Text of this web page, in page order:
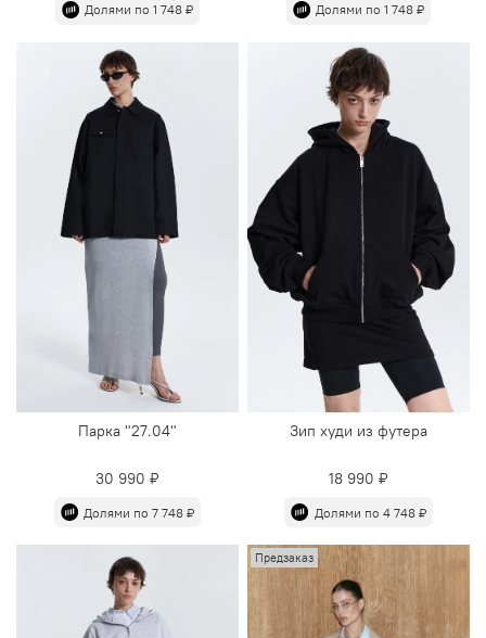
Долями по 1 748 ₽ Долями по 1 748 ₽
Парка "27.04"
30 990 ₽
Долями по 7 748 ₽
Зип худи из футера
18 990 ₽
Долями по 4 748 ₽
Предзаказ